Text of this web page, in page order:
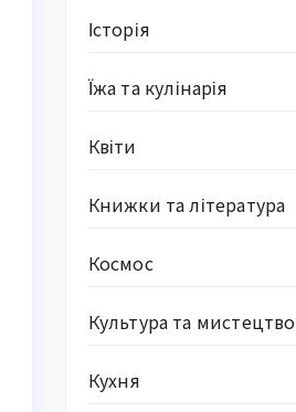
Історія
Їжа та кулінарія
Квіти
Книжки та література
Космос
Культура та мистецтво
Кухня